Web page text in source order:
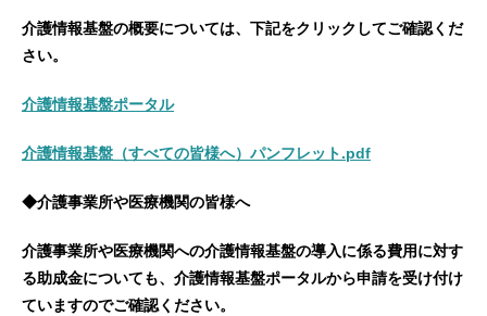
介護情報基盤の概要については、下記をクリックしてご確認くだ
さい。
介護情報基盤ポータル
介護情報基盤（すべての皆様へ）パンフレット.pdf
◆介護事業所や医療機関の皆様へ
介護事業所や医療機関への介護情報基盤の導入に係る費用に対す
る助成金についても、介護情報基盤ポータルから申請を受け付け
ていますのでご確認ください。